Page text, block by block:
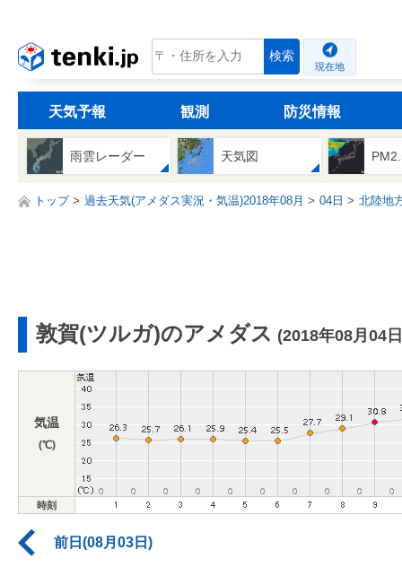
tenki.jp 検索
現在地
天気予報 観測 防災情報
雨雲レーダー 天気図
トップ 過去天気(アメダス実況・気温)2018年08月 04日 北陸地
敦賀(ツルガ)のアメダス (2018年08月04
気温
(℃)
時刻
前日(08月03日)